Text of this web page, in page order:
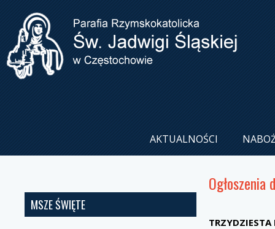
AKTUALNOŚCI
MSZE ŚWIĘTE